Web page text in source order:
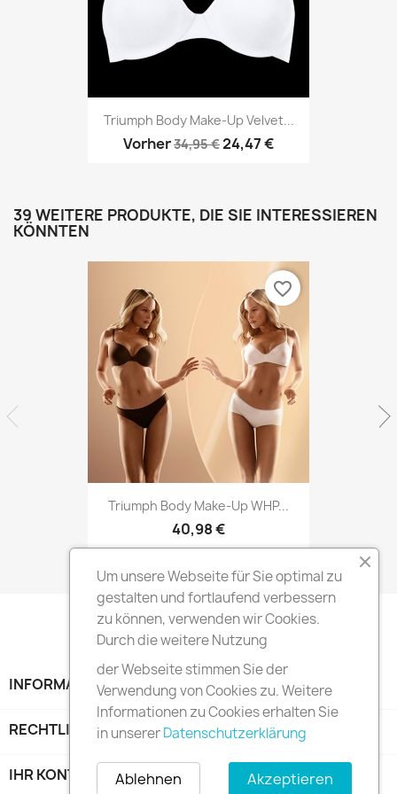
Triumph Body Make-Up Velvet...
Vorher34,95 €24,47 €
39 WEITERE PRODUKTE, DIE SIE INTERESSIEREN
KÖNNTEN
Triumph Body Make-Up WHP...
40,98 €
favorite_border
INFORMATION
RECHTLICHE HINWEISE
IHR KONTO
Um unsere Webseite für Sie optimal zu
gestalten und fortlaufend verbessern
zu können, verwenden wir Cookies.
Durch die weitere Nutzung
der Webseite stimmen Sie der
Verwendung von Cookies zu. Weitere
Informationen zu Cookies erhalten Sie
in unsererDatenschutzerklärung
Akzeptieren
Ablehnen